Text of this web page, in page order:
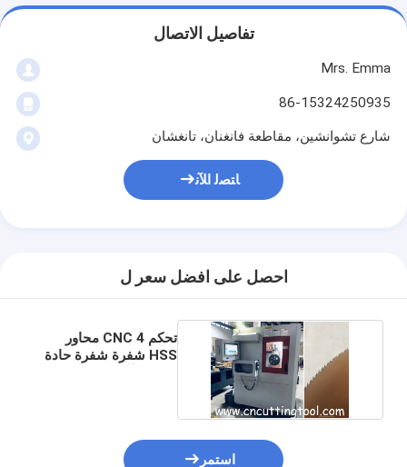
تفاصيل الاتصال
Mrs. Emma
86-15324250935
شارع تشوانشين، مقاطعة فانغنان، تانغشان
ﺎﺘﺼﻟ ﺍﻶﻧ
احصل على افضل سعر ل
تحكم CNC 4 محاور
HSS شفرة شفرة حادة
استمر